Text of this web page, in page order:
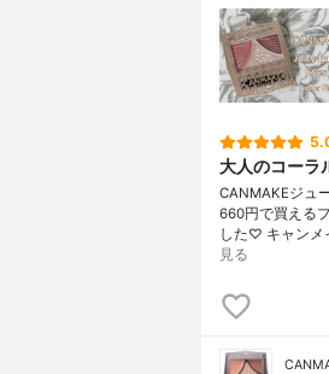
大人のコーラ
CANMAKEジュ
660円で買える
した♡ キャンメ
見る